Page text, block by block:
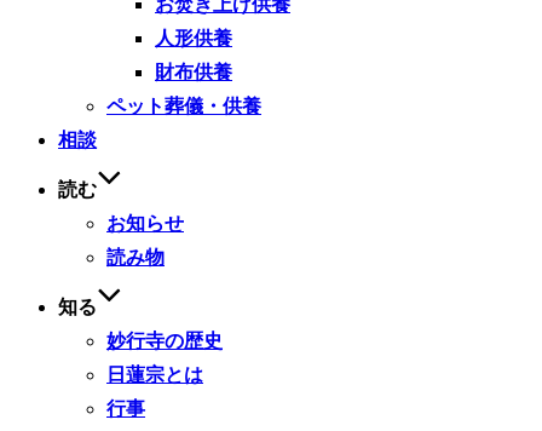
お焚き上げ供養
人形供養
財布供養
ペット葬儀・供養
相談
読む
お知らせ
読み物
知る
妙行寺の歴史
日蓮宗とは
行事